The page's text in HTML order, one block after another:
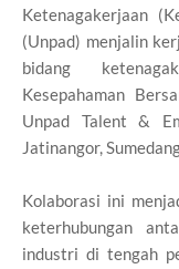
Ketenagakerjaan
(Unpad) menjalin
bidang
Kesepahaman
Unpad Talent &
Jatinangor,
Kolaborasi ini
keterhubungan
industri di tengah